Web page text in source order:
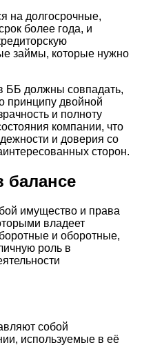
на долгосрочные,
более года, и
займы, которые нужно
ББ должны совпадать,
принципу двойной
и полноту
компании, что
и доверия со
сторон.
балансе
имущество и права
владеет
и оборотные,
роль в
собой
используемые в её